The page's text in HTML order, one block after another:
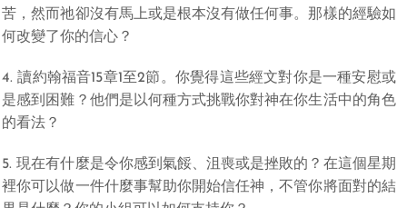
苦，然而祂卻沒有馬上或是根本沒有做任何事。那樣的經驗如
何改變了你的信心？
4. 讀約翰福音15章1至2節。你覺得這些經文對你是一種安慰或
是感到困難？他們是以何種方式挑戰你對神在你生活中的角色
的看法？
5. 現在有什麼是令你感到氣餒、沮喪或是挫敗的？在這個星期
裡你可以做一件什麼事幫助你開始信任神，不管你將面對的結